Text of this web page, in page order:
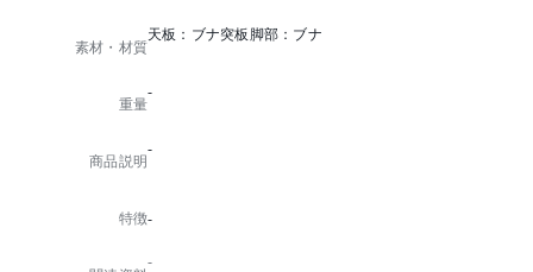
素材・材質
天板：ブナ突板脚部：ブナ
重量
-
商品説明
-
特徴-
-